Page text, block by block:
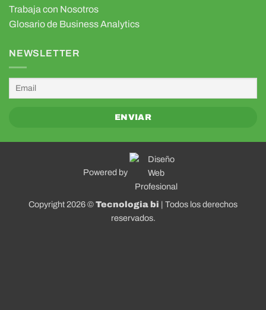
Trabaja con Nosotros
Glosario de Business Analytics
NEWSLETTER
Powered by
Copyright 2026 ©Tecnologia bi | Todos los derechos
reservados.